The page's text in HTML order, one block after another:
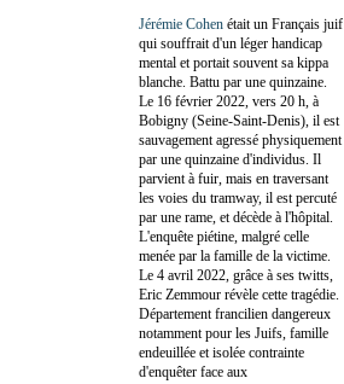
Jérémie Cohen était un Français juif
qui souffrait d'un léger handicap
mental et portait souvent sa kippa
blanche. Battu par une quinzaine.
Le 16 février 2022, vers 20 h, à
Bobigny (Seine-Saint-Denis), il est
sauvagement agressé physiquement
par une quinzaine d'individus. Il
parvient à fuir, mais en traversant
les voies du tramway, il est percuté
par une rame, et décède à l'hôpital.
L'enquête piétine, malgré celle
menée par la famille de la victime.
Le 4 avril 2022, grâce à ses twitts,
Eric Zemmour révèle cette tragédie.
Département francilien dangereux
notamment pour les Juifs, famille
endeuillée et isolée contrainte
d'enquêter face aux